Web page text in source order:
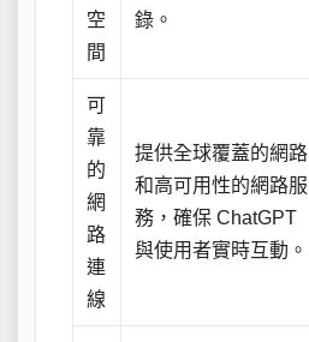
空
間
錄。
可
靠
的
網
路
連
線
提供全球覆蓋的網路
和高可用性的網路服
務，確保 ChatGPT
與使用者實時互動。